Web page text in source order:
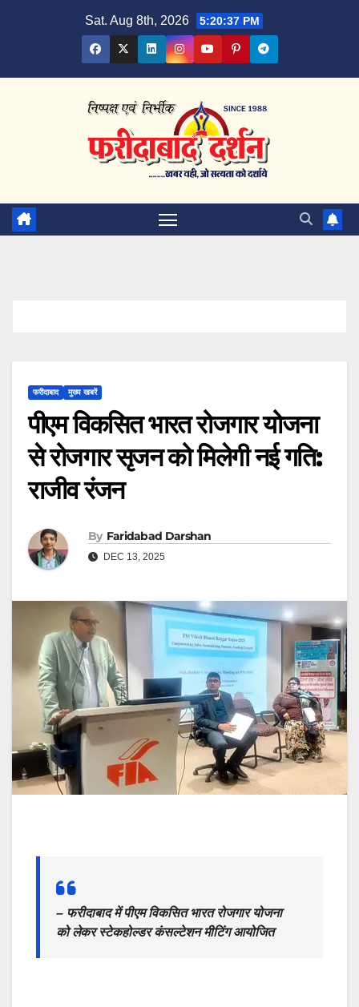
Sat. Aug 8th, 2026 5:20:38 PM
फरीदाबाद मुख्य खबरें
पीएम विकसित भारत रोजगार योजना
से रोजगार सृजन को मिलेगी नई गति:
राजीव रंजन
By Faridabad Darshan
DEC 13, 2025
– फरीदाबाद में पीएम विकसित भारत रोजगार योजना
को लेकर स्टेकहोल्डर कंसल्टेशन मीटिंग आयोजित